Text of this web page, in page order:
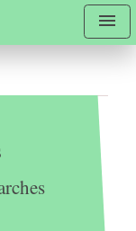
menu